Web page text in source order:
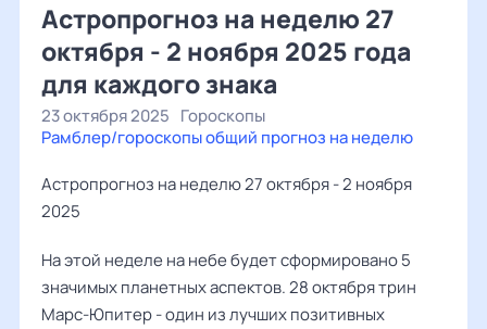
Астропрогноз на неделю 27
октября - 2 ноября 2025 года
для каждого знака
23 октября 2025 Гороскопы
Рамблер/гороскопы общий прогноз на неделю
Астропрогноз на неделю 27 октября - 2 ноября
2025
На этой неделе на небе будет сформировано 5
значимых планетных аспектов. 28 октября трин
Марс-Юпитер - один из лучших позитивных